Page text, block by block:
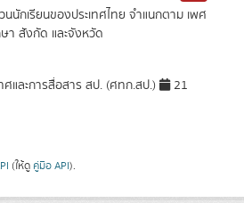
นักเรียนของประเทศไทย จำแนกตาม เพศ
า สังกัด และจังหวัด
ศและการสื่อสาร สป. (ศทก.สป.)
21
(ให้ดู คู่มือ API).